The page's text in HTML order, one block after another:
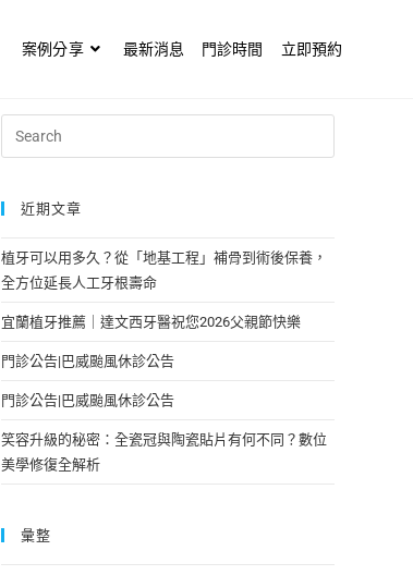
案例分享 最新消息 門診時間 立即預約
近期文章
植牙可以用多久？從「地基工程」補骨到術後保養，
全方位延長人工牙根壽命
宜蘭植牙推薦｜達文西牙醫祝您2026父親節快樂
門診公告|巴威颱風休診公告
門診公告|巴威颱風休診公告
笑容升級的秘密：全瓷冠與陶瓷貼片有何不同？數位
美學修復全解析
彙整